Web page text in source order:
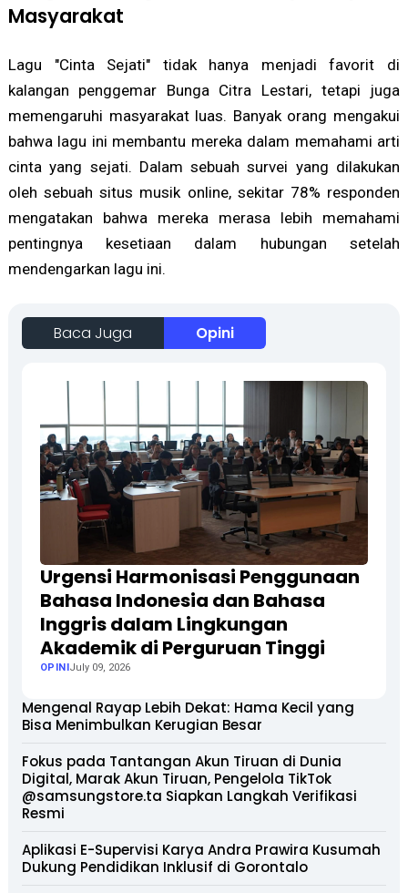
Masyarakat
Lagu "Cinta Sejati" tidak hanya menjadi favorit di
kalangan penggemar Bunga Citra Lestari, tetapi juga
memengaruhi masyarakat luas. Banyak orang mengakui
bahwa lagu ini membantu mereka dalam memahami arti
cinta yang sejati. Dalam sebuah survei yang dilakukan
oleh sebuah situs musik online, sekitar 78% responden
mengatakan bahwa mereka merasa lebih memahami
pentingnya kesetiaan dalam hubungan setelah
mendengarkan lagu ini.
Baca Juga Opini
Urgensi Harmonisasi Penggunaan
Bahasa Indonesia dan Bahasa
Inggris dalam Lingkungan
Akademik di Perguruan Tinggi
OPINI July 09, 2026
Mengenal Rayap Lebih Dekat: Hama Kecil yang
Bisa Menimbulkan Kerugian Besar
Fokus pada Tantangan Akun Tiruan di Dunia
Digital, Marak Akun Tiruan, Pengelola TikTok
@samsungstore.ta Siapkan Langkah Verifikasi
Resmi
Aplikasi E-Supervisi Karya Andra Prawira Kusumah
Dukung Pendidikan Inklusif di Gorontalo